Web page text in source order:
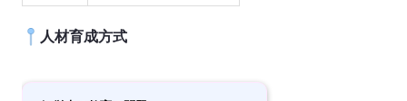
人材育成方式